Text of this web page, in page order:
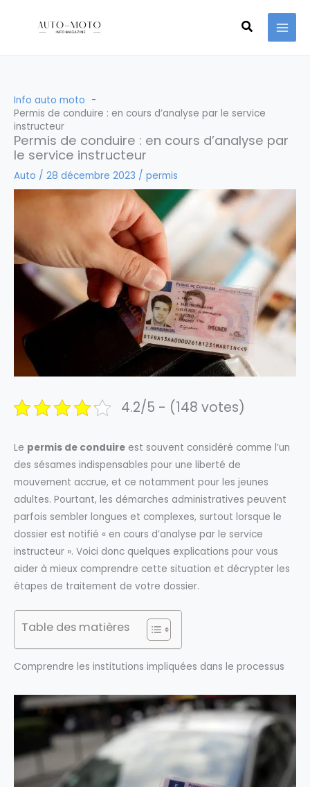
Info auto moto
Permis de conduire : en cours d’analyse par le service
instructeur
Permis de conduire : en cours d’analyse par
le service instructeur
Auto / 28 décembre 2023 / permis
4.2/5 - (148 votes)
Le permis de conduire est souvent considéré comme l’un
des sésames indispensables pour une liberté de
mouvement accrue, et ce notamment pour les jeunes
adultes. Pourtant, les démarches administratives peuvent
parfois sembler longues et complexes, surtout lorsque le
dossier est notifié « en cours d’analyse par le service
instructeur ». Voici donc quelques explications pour vous
aider à mieux comprendre cette situation et décrypter les
étapes de traitement de votre dossier.
Table des matières
Comprendre les institutions impliquées dans le processus